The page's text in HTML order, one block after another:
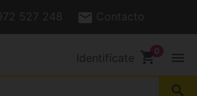
527 248 Contacto
Identifícate shopping_cart menu
search